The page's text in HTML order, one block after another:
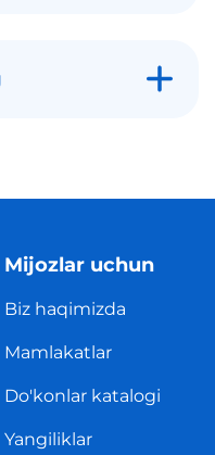
Mijozlar uchun
Biz haqimizda
Mamlakatlar
Do'konlar katalogi
Yangiliklar